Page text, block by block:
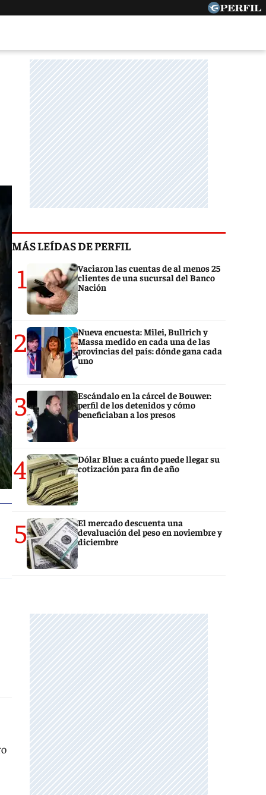
MÁS LEÍDAS DE PERFIL
1
Vaciaron las cuentas de al menos 25
clientes de una sucursal del Banco
Nación
2
Nueva encuesta: Milei, Bullrich y
Massa medido en cada una de las
provincias del país: dónde gana cada
uno
3
Escándalo en la cárcel de Bouwer:
perfil de los detenidos y cómo
beneficiaban a los presos
4
Dólar Blue: a cuánto puede llegar su
cotización para fin de año
5
El mercado descuenta una
devaluación del peso en noviembre y
diciembre